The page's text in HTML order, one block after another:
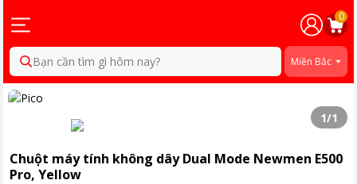
0
Bạn cần tìm gì hôm nay? Miền Bắc
1/1
Chuột máy tính không dây Dual Mode Newmen E500
Pro, Yellow